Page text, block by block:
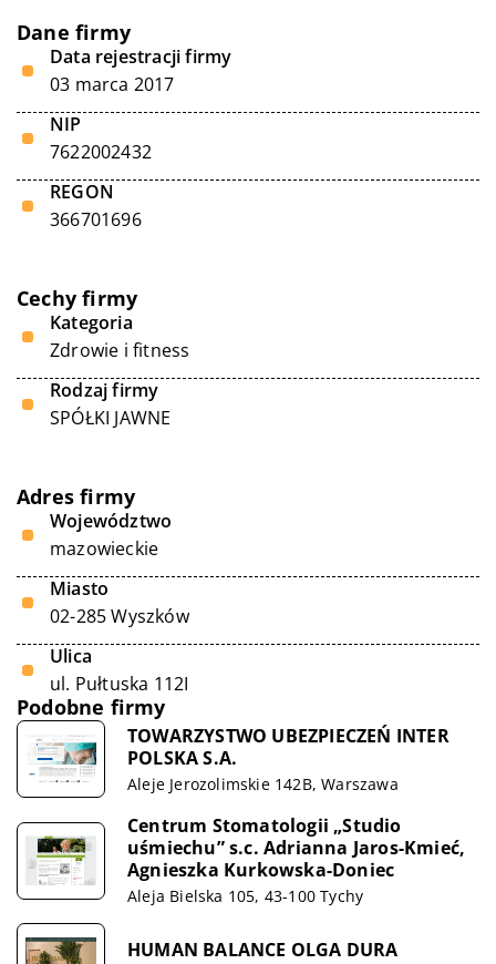
Dane firmy
Data rejestracji firmy
03 marca 2017
NIP
7622002432
REGON
366701696
Cechy firmy
Kategoria
Zdrowie i fitness
Rodzaj firmy
SPÓŁKI JAWNE
Adres firmy
Województwo
mazowieckie
Miasto
02-285 Wyszków
Ulica
ul. Pułtuska 112I
Podobne firmy
TOWARZYSTWO UBEZPIECZEŃ INTER
POLSKA S.A.
Aleje Jerozolimskie 142B, Warszawa
Centrum Stomatologii „Studio
uśmiechu” s.c. Adrianna Jaros-Kmieć,
Agnieszka Kurkowska-Doniec
Aleja Bielska 105, 43-100 Tychy
HUMAN BALANCE OLGA DURA